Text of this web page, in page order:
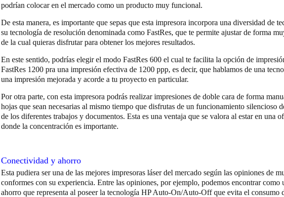
podrían colocar en el mercado como un producto muy funcional.
De esta manera, es importante que sepas que esta impresora incorpora una diversidad de
su tecnología de resolución denominada como FastRes, que te permite ajustar de forma
de la cual quieras disfrutar para obtener los mejores resultados.
En este sentido, podrías elegir el modo FastRes 600 el cual te facilita la opción de
FastRes 1200 pra una impresión efectiva de 1200 ppp, es decir, que hablamos de una
una impresión mejorada y acorde a tu proyecto en particular.
Por otra parte, con esta impresora podrás realizar impresiones de doble cara de forma
hojas que sean necesarias al mismo tiempo que disfrutas de un funcionamiento silencioso
de los diferentes trabajos y documentos. Esta es una ventaja que se valora al estar en una
donde la concentración es importante.
Conectividad y ahorro
Esta pudiera ser una de las mejores impresoras láser del mercado según las opiniones de
conformes con su experiencia. Entre las opiniones, por ejemplo, podemos encontrar como
ahorro que representa al poseer la tecnología HP Auto-On/Auto-Off que evita el consumo